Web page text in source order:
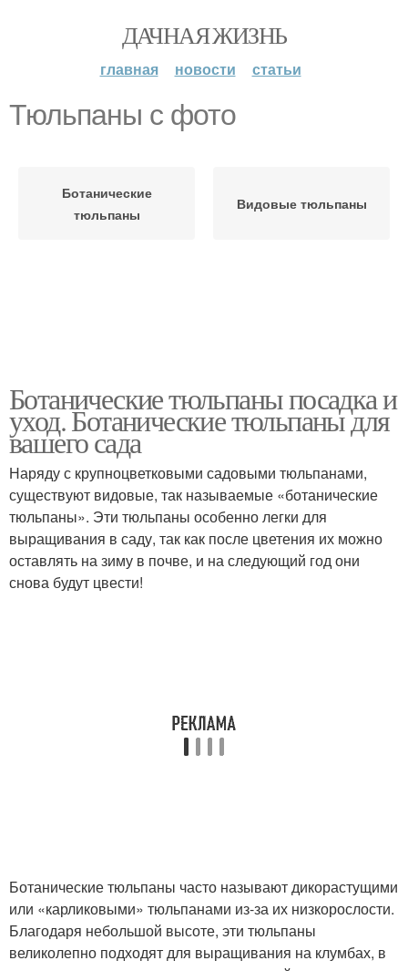
ДАЧНАЯ ЖИЗНЬ
главная новости статьи
Тюльпаны с фото
Ботанические
тюльпаны
Видовые тюльпаны
Ботанические тюльпаны посадка и
уход. Ботанические тюльпаны для
вашего сада
Наряду с крупноцветковыми садовыми тюльпанами,
существуют видовые, так называемые «ботанические
тюльпаны». Эти тюльпаны особенно легки для
выращивания в саду, так как после цветения их можно
оставлять на зиму в почве, и на следующий год они
снова будут цвести!
Ботанические тюльпаны часто называют дикорастущими
или «карликовыми» тюльпанами из-за их низкорослости.
Благодаря небольшой высоте, эти тюльпаны
великолепно подходят для выращивания на клумбах, в